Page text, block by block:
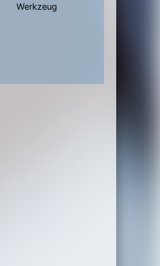
Werkzeug